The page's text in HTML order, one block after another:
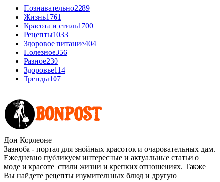
Познавательно2289
Жизнь1761
Красота и стиль1700
Рецепты1033
Здоровое питание404
Полезное356
Разное230
Здоровье114
Тренды107
Дон Корлеоне
Зазноба - портал для знойных красоток и очаровательных дам.
Ежедневно публикуем интересные и актуальные статьи о
моде и красоте, стили жизни и крепких отношениях. Также
Вы найдете рецепты изумительных блюд и другую